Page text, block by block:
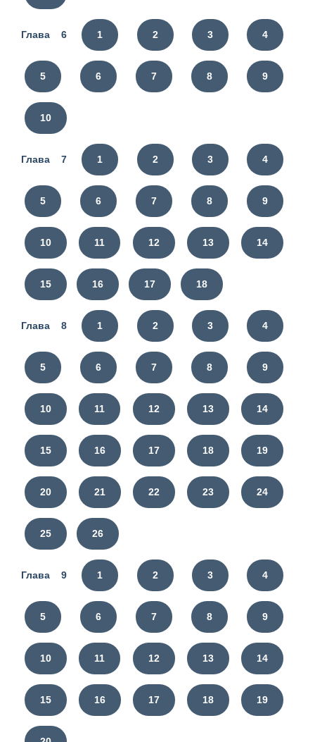
Глава 6 1 2 3 4
5 6 7 8 9
10
Глава 7 1 2 3 4
5 6 7 8 9
10 11 12 13 14
15 16 17 18
Глава 8 1 2 3 4
5 6 7 8 9
10 11 12 13 14
15 16 17 18 19
20 21 22 23 24
25 26
Глава 9 1 2 3 4
5 6 7 8 9
10 11 12 13 14
15 16 17 18 19